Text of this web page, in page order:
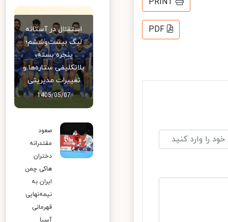
PDF
استقلال در آستانه
لیگ بیست‌وششم؛
پنجره بسته،
بلاتکلیفی ستاره‌ها و
تغییرات مدیریتی
1405/05/07
صعود
مقتدرانه
دختران
هاکی چمن
ایران به
نیمه‌نهایی
قهرمانی
آسیا